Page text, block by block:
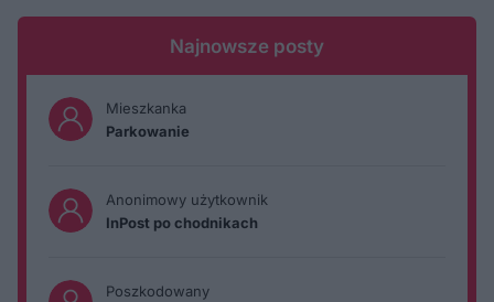
Najnowsze posty
Mieszkanka
Parkowanie
Anonimowy użytkownik
InPost po chodnikach
Poszkodowany